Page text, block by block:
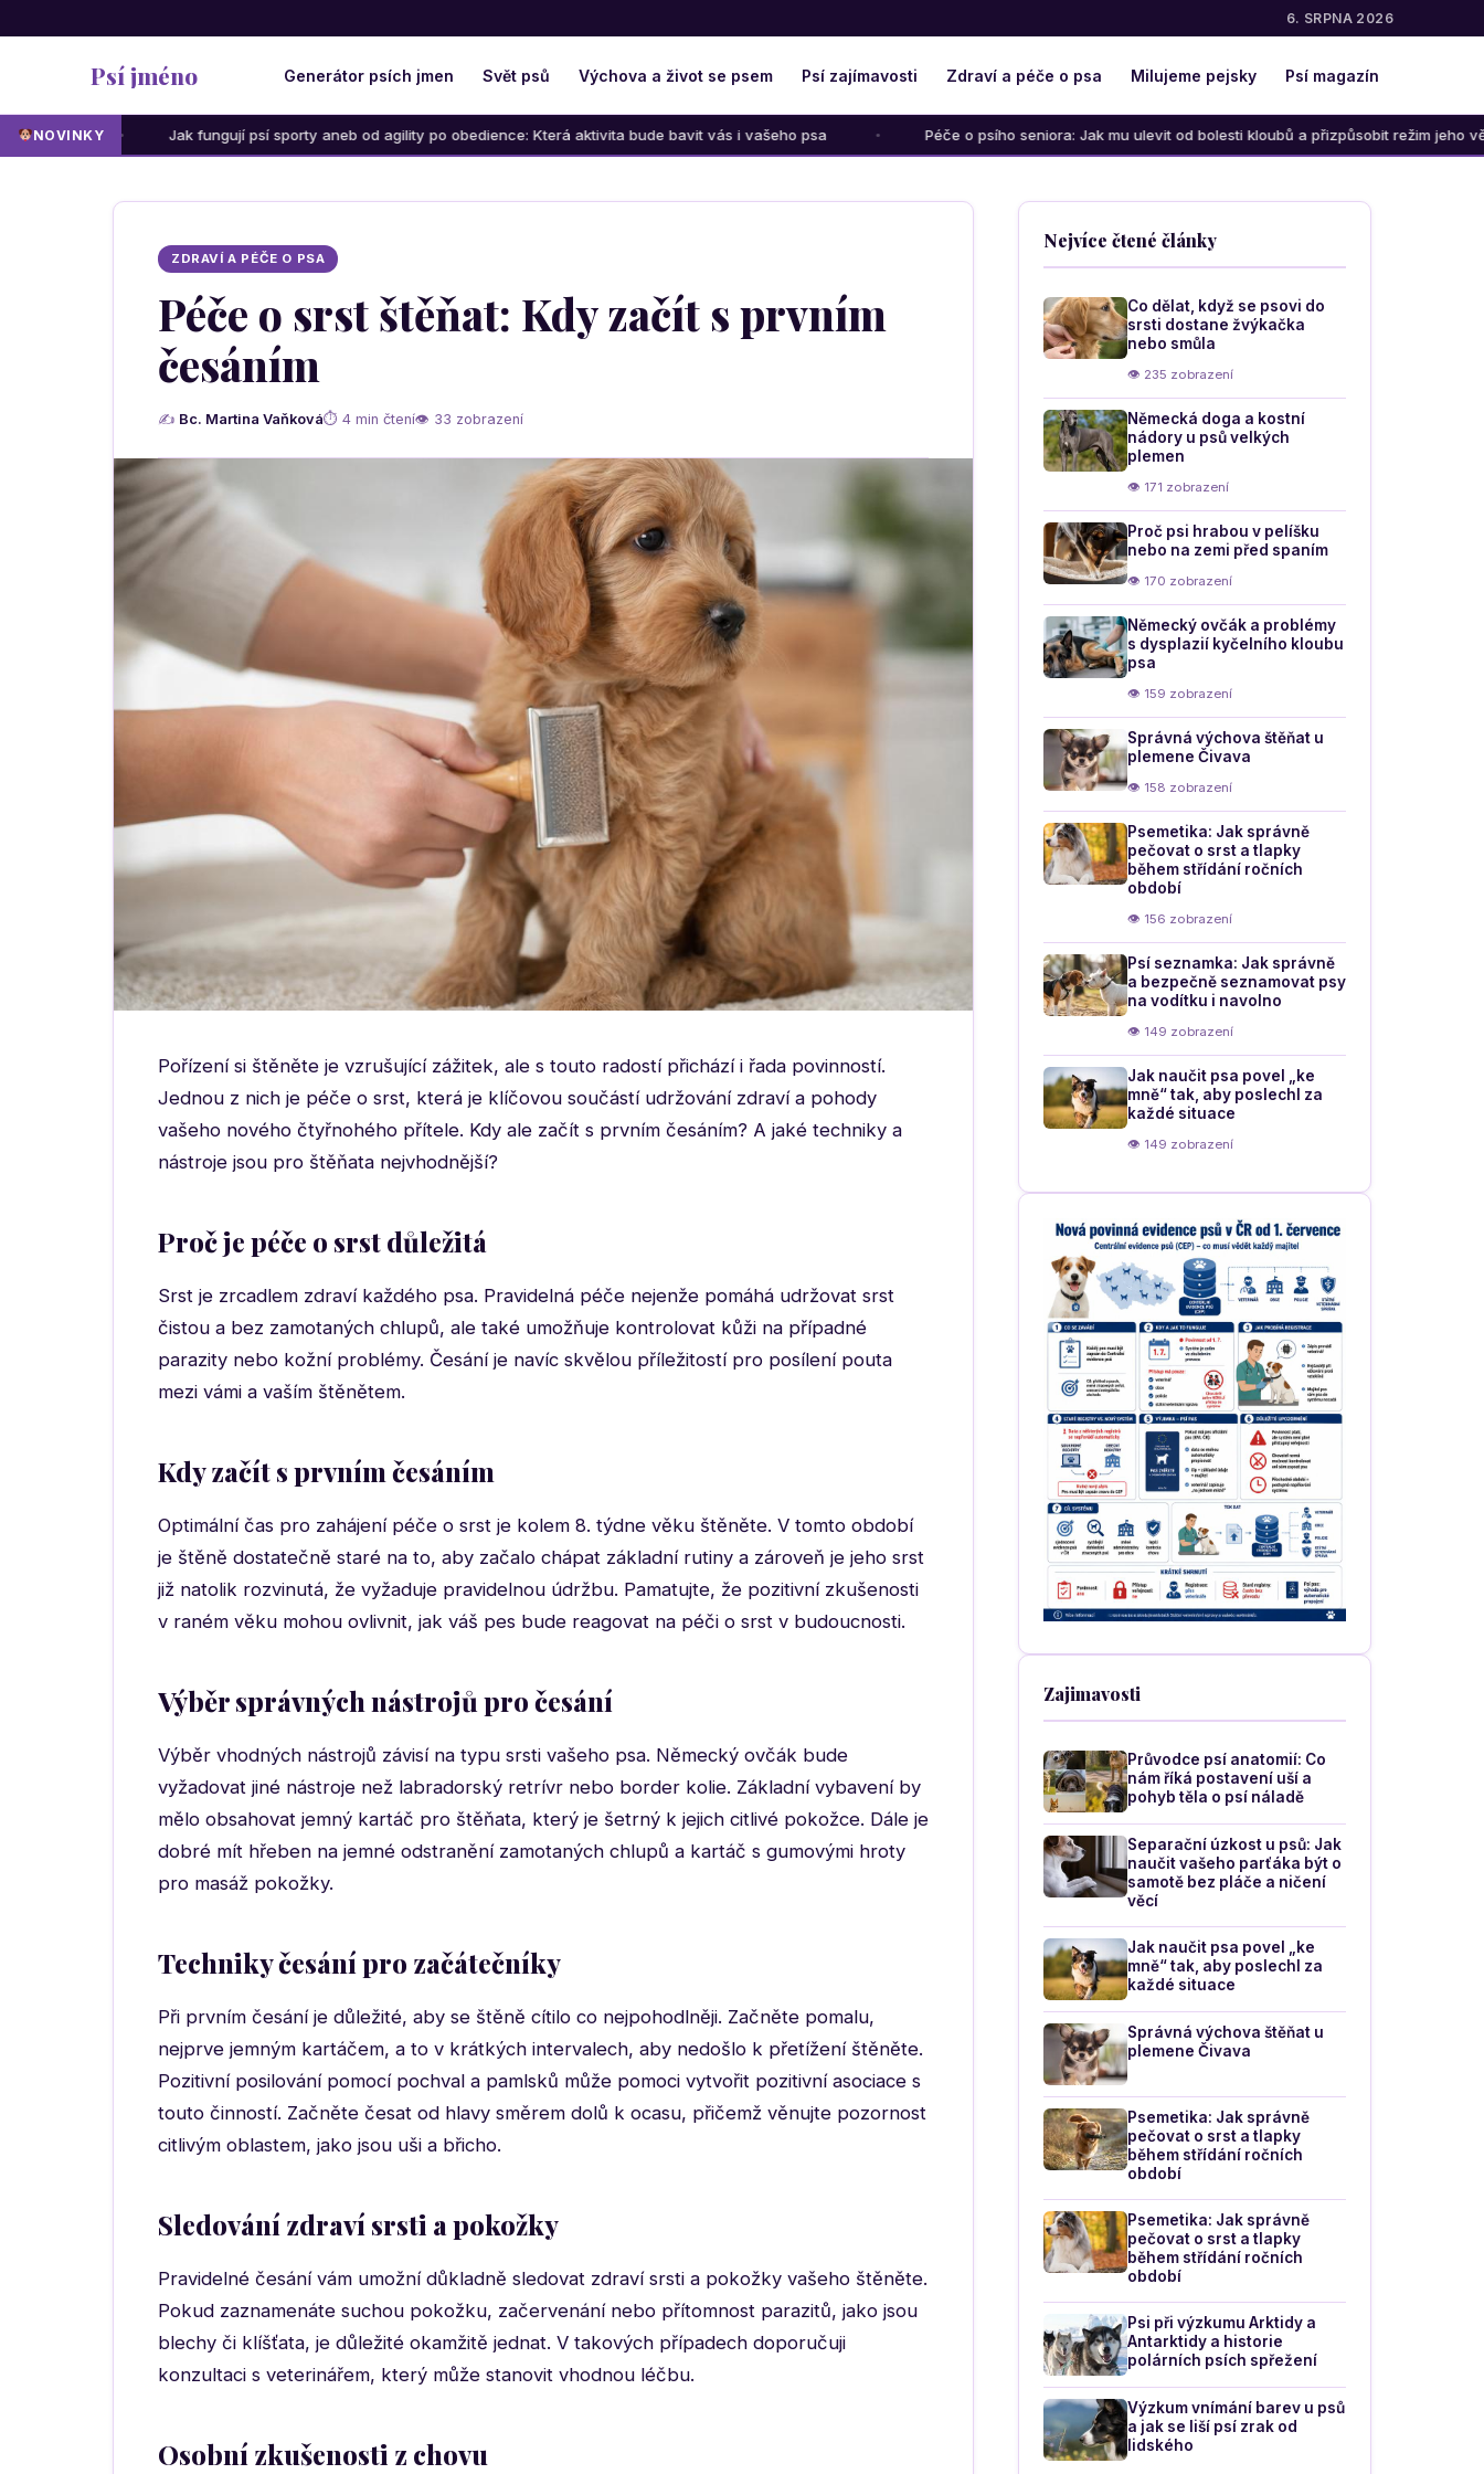
6. SRPNA 2026
Psí jméno Generátor psích jmen Svět psů Výchova a život se psem Psí zajímavosti Zdraví a péče o psa Milujeme pejsky Psí magazín
NOVINKY
Jak fungují psí sporty aneb od agility po obedience: Která aktivita bude bavit vás i vašeho psa Péče o psího seniora: Jak mu ulevit od bolesti kloubů a přizpůsobit režim jeho věku
ZDRAVÍ A PÉČE O PSA
Péče o srst štěňat: Kdy začít s prvním
česáním
✍ Bc. Martina Vaňková⏱ 4 min čtení👁 33 zobrazení
Pořízení si štěněte je vzrušující zážitek, ale s touto radostí přichází i řada povinností.
Jednou z nich je péče o srst, která je klíčovou součástí udržování zdraví a pohody
vašeho nového čtyřnohého přítele. Kdy ale začít s prvním česáním? A jaké techniky a
nástroje jsou pro štěňata nejvhodnější?
Proč je péče o srst důležitá
Srst je zrcadlem zdraví každého psa. Pravidelná péče nejenže pomáhá udržovat srst
čistou a bez zamotaných chlupů, ale také umožňuje kontrolovat kůži na případné
parazity nebo kožní problémy. Česání je navíc skvělou příležitostí pro posílení pouta
mezi vámi a vaším štěnětem.
Kdy začít s prvním česáním
Optimální čas pro zahájení péče o srst je kolem 8. týdne věku štěněte. V tomto období
je štěně dostatečně staré na to, aby začalo chápat základní rutiny a zároveň je jeho srst
již natolik rozvinutá, že vyžaduje pravidelnou údržbu. Pamatujte, že pozitivní zkušenosti
v raném věku mohou ovlivnit, jak váš pes bude reagovat na péči o srst v budoucnosti.
Výběr správných nástrojů pro česání
Výběr vhodných nástrojů závisí na typu srsti vašeho psa. Německý ovčák bude
vyžadovat jiné nástroje než labradorský retrívr nebo border kolie. Základní vybavení by
mělo obsahovat jemný kartáč pro štěňata, který je šetrný k jejich citlivé pokožce. Dále je
dobré mít hřeben na jemné odstranění zamotaných chlupů a kartáč s gumovými hroty
pro masáž pokožky.
Techniky česání pro začátečníky
Při prvním česání je důležité, aby se štěně cítilo co nejpohodlněji. Začněte pomalu,
nejprve jemným kartáčem, a to v krátkých intervalech, aby nedošlo k přetížení štěněte.
Pozitivní posilování pomocí pochval a pamlsků může pomoci vytvořit pozitivní asociace s
touto činností. Začněte česat od hlavy směrem dolů k ocasu, přičemž věnujte pozornost
citlivým oblastem, jako jsou uši a břicho.
Sledování zdraví srsti a pokožky
Pravidelné česání vám umožní důkladně sledovat zdraví srsti a pokožky vašeho štěněte.
Pokud zaznamenáte suchou pokožku, začervenání nebo přítomnost parazitů, jako jsou
blechy či klíšťata, je důležité okamžitě jednat. V takových případech doporučuji
konzultaci s veterinářem, který může stanovit vhodnou léčbu.
Osobní zkušenosti z chovu
Nejvíce čtené články
Co dělat, když se psovi do
srsti dostane žvýkačka
nebo smůla
👁 235 zobrazení
Německá doga a kostní
nádory u psů velkých
plemen
👁 171 zobrazení
Proč psi hrabou v pelíšku
nebo na zemi před spaním
👁 170 zobrazení
Německý ovčák a problémy
s dysplazií kyčelního kloubu
psa
👁 159 zobrazení
Správná výchova štěňat u
plemene Čivava
👁 158 zobrazení
Psemetika: Jak správně
pečovat o srst a tlapky
během střídání ročních
období
👁 156 zobrazení
Psí seznamka: Jak správně
a bezpečně seznamovat psy
na vodítku i navolno
👁 149 zobrazení
Jak naučit psa povel „ke
mně“ tak, aby poslechl za
každé situace
👁 149 zobrazení
Zajimavosti
Průvodce psí anatomií: Co
nám říká postavení uší a
pohyb těla o psí náladě
Separační úzkost u psů: Jak
naučit vašeho parťáka být o
samotě bez pláče a ničení
věcí
Jak naučit psa povel „ke
mně“ tak, aby poslechl za
každé situace
Správná výchova štěňat u
plemene Čivava
Psemetika: Jak správně
pečovat o srst a tlapky
během střídání ročních
období
Psemetika: Jak správně
pečovat o srst a tlapky
během střídání ročních
období
Psi při výzkumu Arktidy a
Antarktidy a historie
polárních psích spřežení
Výzkum vnímání barev u psů
a jak se liší psí zrak od
lidského